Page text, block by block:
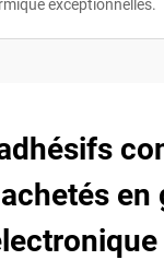
exceptionnelles.
en